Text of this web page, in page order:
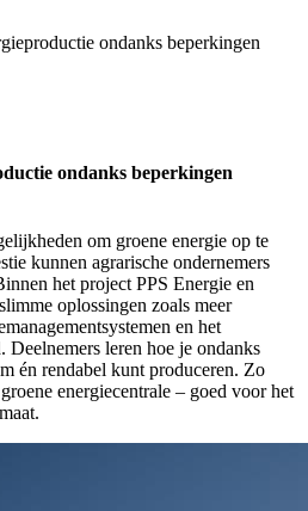
ondanks beperkingen
ondanks beperkingen
om groene energie op te
kunnen agrarische ondernemers
het project PPS Energie en
oplossingen zoals meer
en het
leren hoe je ondanks
én rendabel kunt produceren. Zo
energiecentrale – goed voor het